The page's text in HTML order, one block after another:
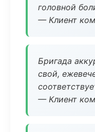
головной
— Клиент
Бригада
свой,
— Клиент